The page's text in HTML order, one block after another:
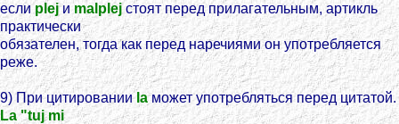
еслиplejиmalplejстоят перед прилагательным, артикль
практически
обязателен, тогда как перед наречиями он употребляется
реже.
9) При цитировании laможет употребляться перед цитатой.
La "tuj mi